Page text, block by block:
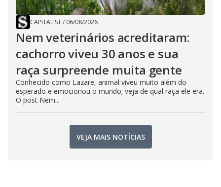
CAPITALIST/ 06/08/2026
Nem veterinários acreditaram:
cachorro viveu 30 anos e sua
raça surpreende muita gente
Conhecido como Lazare, animal viveu muito além do
esperado e emocionou o mundo; veja de qual raça ele era.
O post Nem...
VEJA MAIS NOTÍCIAS